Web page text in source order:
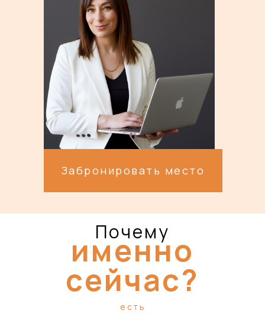
Забронировать место
Почему
есть
именно
сейчас?